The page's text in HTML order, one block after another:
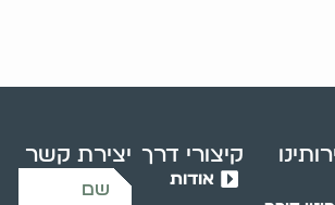
קיצורי דרך
אודות
יצירת קשר